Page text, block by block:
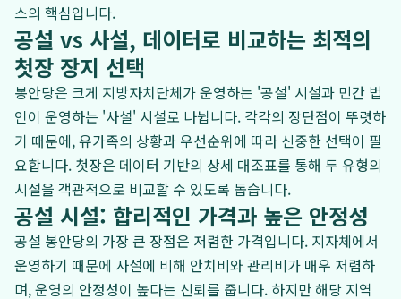
스의 핵심입니다.
공설 vs 사설, 데이터로 비교하는 최적의
첫장 장지 선택
봉안당은 크게 지방자치단체가 운영하는 '공설' 시설과 민간 법
인이 운영하는 '사설' 시설로 나뉩니다. 각각의 장단점이 뚜렷하
기 때문에, 유가족의 상황과 우선순위에 따라 신중한 선택이 필
요합니다. 첫장은 데이터 기반의 상세 대조표를 통해 두 유형의
시설을 객관적으로 비교할 수 있도록 돕습니다.
공설 시설: 합리적인 가격과 높은 안정성
공설 봉안당의 가장 큰 장점은 저렴한 가격입니다. 지자체에서
운영하기 때문에 사설에 비해 안치비와 관리비가 매우 저렴하
며, 운영의 안정성이 높다는 신뢰를 줍니다. 하지만 해당 지역